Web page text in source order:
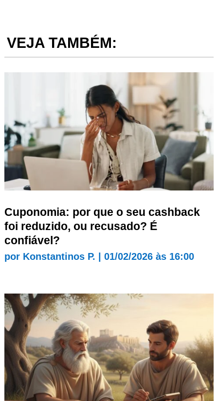
VEJA TAMBÉM:
Cuponomia: por que o seu cashback
foi reduzido, ou recusado? É
confiável?
por Konstantinos P. 01/02/2026 às 16:00